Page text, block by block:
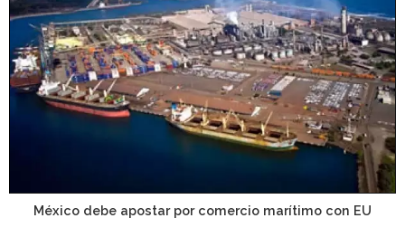
México debe apostar por comercio marítimo con EU